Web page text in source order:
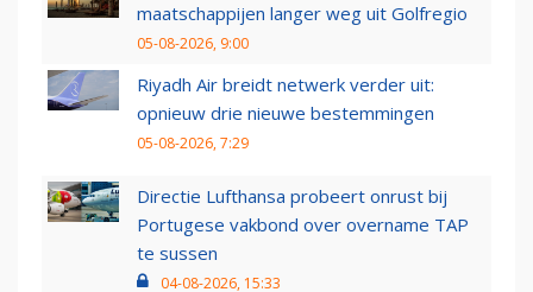
maatschappijen langer weg uit Golfregio
05-08-2026, 9:00
Riyadh Air breidt netwerk verder uit:
opnieuw drie nieuwe bestemmingen
05-08-2026, 7:29
Directie Lufthansa probeert onrust bij
Portugese vakbond over overname TAP
te sussen
04-08-2026, 15:33